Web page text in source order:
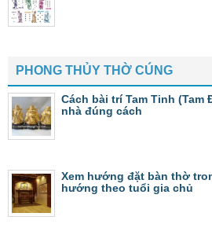
PHONG THỦY THỜ CÚNG
Cách bài trí Tam Tinh
nhà đúng cách
Xem hướng đặt bàn thờ
hướng theo tuổi gia chủ